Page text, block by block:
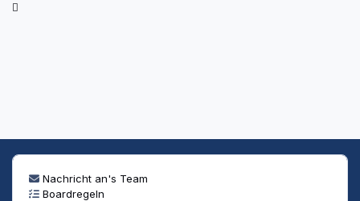
Nachricht an's Team
Boardregeln